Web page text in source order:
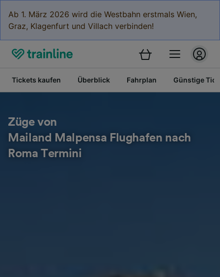
Ab 1. März 2026 wird die Westbahn erstmals Wien,
Graz, Klagenfurt und Villach verbinden!
Tickets kaufen Überblick Fahrplan Günstige
Züge von
Mailand Malpensa Flughafen nach
Roma Termini